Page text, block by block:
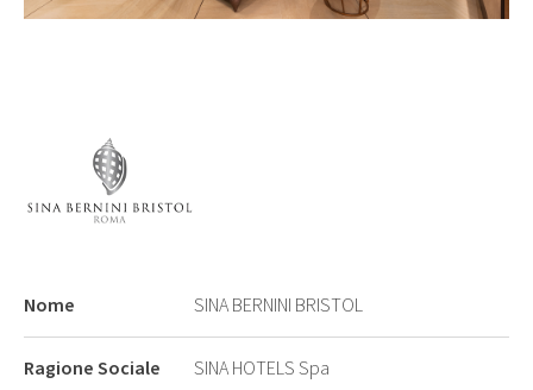
Nome SINA BERNINI BRISTOL
Ragione Sociale SINA HOTELS Spa